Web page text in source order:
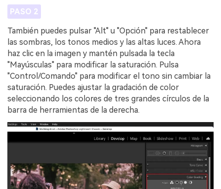
PASO 2
También puedes pulsar "Alt" u "Opción" para restablecer
las sombras, los tonos medios y las altas luces. Ahora
haz clic en la imagen y mantén pulsada la tecla
"Mayúsculas" para modificar la saturación. Pulsa
"Control/Comando" para modificar el tono sin cambiar la
saturación. Puedes ajustar la gradación de color
seleccionando los colores de tres grandes círculos de la
barra de herramientas de la derecha.